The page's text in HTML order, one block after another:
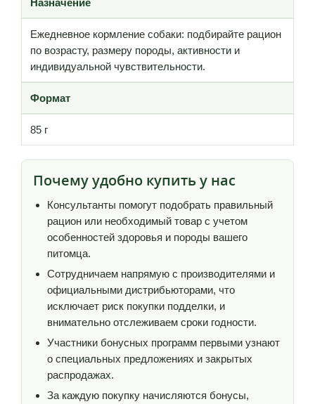
Ежедневное кормление собаки: подбирайте рацион
по возрасту, размеру породы, активности и
индивидуальной чувствительности.
Формат
85 г
Почему удобно купить у нас
Консультанты помогут подобрать правильный
рацион или необходимый товар с учетом
особенностей здоровья и породы вашего
питомца.
Сотрудничаем напрямую с производителями и
официальными дистрибьюторами, что
исключает риск покупки подделки, и
внимательно отслеживаем сроки годности.
Участники бонусных программ первыми узнают
о специальных предложениях и закрытых
распродажах.
За каждую покупку начисляются бонусы,